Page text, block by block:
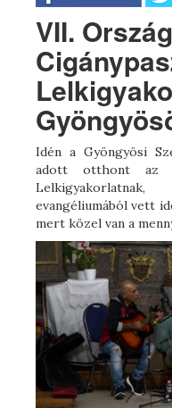
VII.
Idén a Gyöngyösi
adott otthont az
evangéliumából vett
mert közel van a